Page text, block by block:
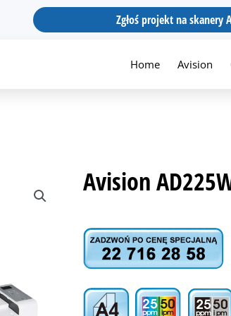
Zgłoś projekt na skanery
Home Avision
Avision